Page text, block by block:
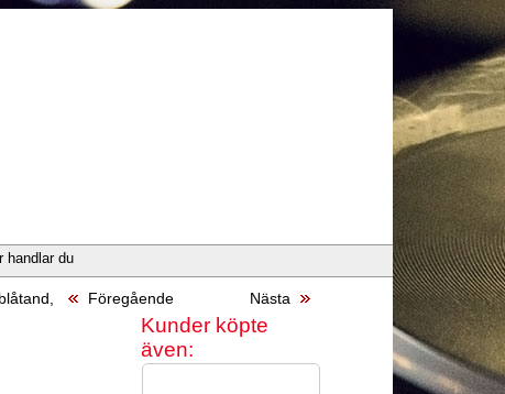
handlar du
Föregående Nästa
Kunder köpte
även: